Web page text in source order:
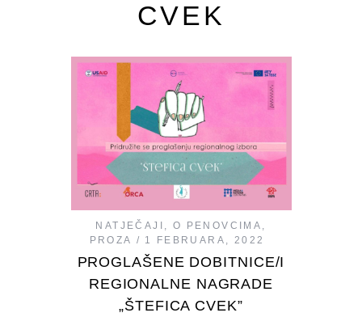
CVEK
NATJEČAJI , O PENOVCIMA ,
PROZA
1 FEBRUARA, 2022
PROGLAŠENE DOBITNICE/I
REGIONALNE NAGRADE
„ŠTEFICA CVEK”